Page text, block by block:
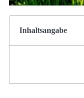
Inhaltsangabe